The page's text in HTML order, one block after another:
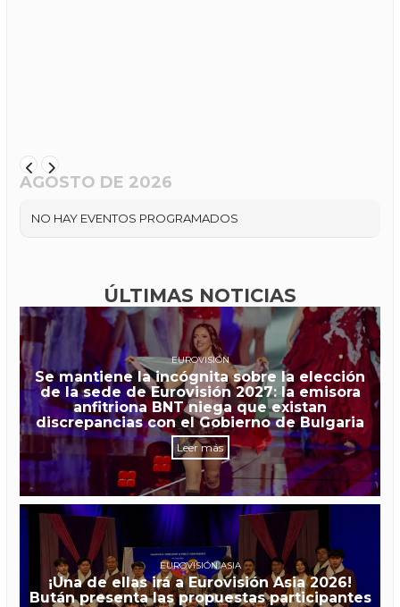
AGOSTO DE 2026
NO HAY EVENTOS PROGRAMADOS
ÚLTIMAS NOTICIAS
EUROVISIÓN
Se mantiene la incógnita sobre la elección
de la sede de Eurovisión 2027: la emisora
anfitriona BNT niega que existan
discrepancias con el Gobierno de Bulgaria
Leer más
EUROVISIÓN ASIA
¡Una de ellas irá a Eurovisión Asia 2026!
Bután presenta las propuestas participantes